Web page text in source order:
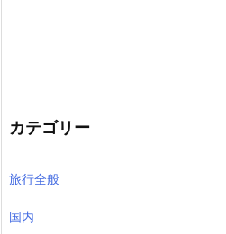
カテゴリー
旅行全般
国内